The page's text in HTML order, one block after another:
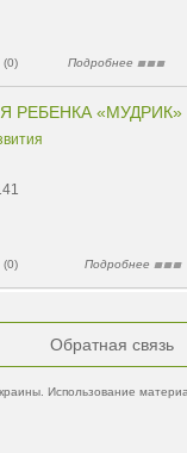
(0) Подробнее
РЕБЕНКА «МУДРИК»
(0) Подробнее
Обратная связь
Использование